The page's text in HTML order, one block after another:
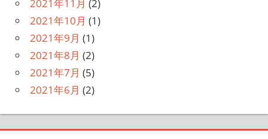
2021年11月 (2)
2021年10月 (1)
2021年9月 (1)
2021年8月 (2)
2021年7月 (5)
2021年6月 (2)